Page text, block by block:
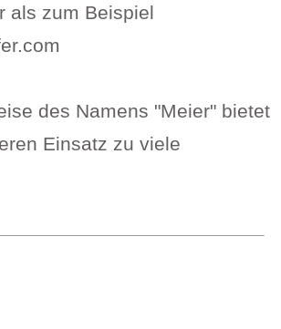
als zum Beispiel
des Namens "Meier" bietet
Einsatz zu viele